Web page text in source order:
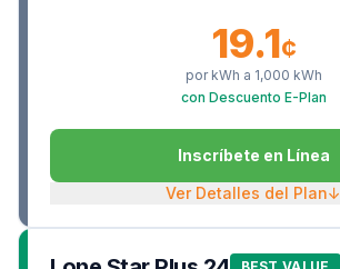
19.1¢
por kWh a 1,000 kWh
con Descuento E-Plan
Inscríbete en Línea
Ver Detalles del Plan↓